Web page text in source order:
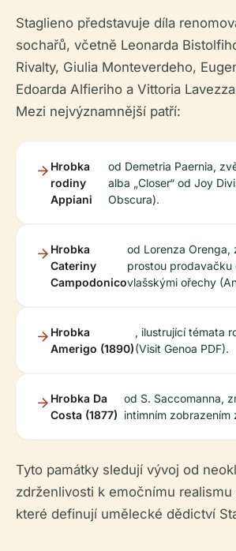
Staglieno představuje díla
sochařů, včetně Leonarda
Rivalty, Giulia Monteverdeho,
Edoarda Alfieriho a Vittoria
Mezi nejvýznamnější patří:
Hrobka
rodiny
Appiani
od Demetria Paernia,
alba „Closer“ od Joy
Obscura).
Hrobka
Cateriny
Campodonico
od Lorenza Orenga,
prostou prodavačku
vlašskými ořechy
Hrobka
Amerigo (1890)
, ilustrující témata
(Visit Genoa PDF).
Hrobka Da
Costa (1877)
od S. Saccomanna,
intimním zobrazením
Tyto památky sledují vývoj od
zdrženlivosti k emočnímu realismu
které definují umělecké dědictví